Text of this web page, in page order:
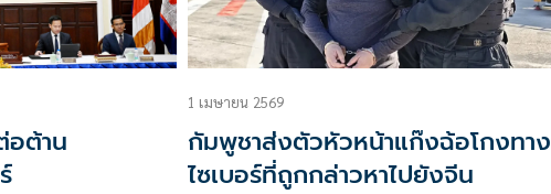
ต้าน
1 เมษายน 2569
กัมพูชาส่งตัวหัวหน้าแก๊งฉ้อโกงทาง
ไซเบอร์ที่ถูกกล่าวหาไปยังจีน